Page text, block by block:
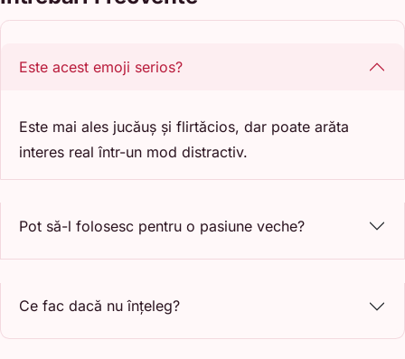
Este acest emoji serios?
Este mai ales jucăuș și flirtăcios, dar poate arăta
interes real într-un mod distractiv.
Pot să-l folosesc pentru o pasiune veche?
Ce fac dacă nu înțeleg?